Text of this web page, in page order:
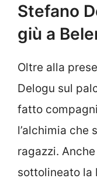
Stefano
giù a
Oltre alla
Delogu sul
fatto
l’alchimia che
ragazzi.
sottolineato la